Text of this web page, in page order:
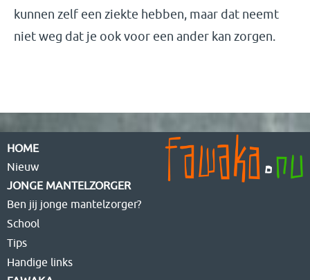
kunnen zelf een ziekte hebben, maar dat neemt
niet weg dat je ook voor een ander kan zorgen.
HOME
Nieuw
JONGE MANTELZORGER
Ben jij jonge mantelzorger?
School
Tips
Handige links